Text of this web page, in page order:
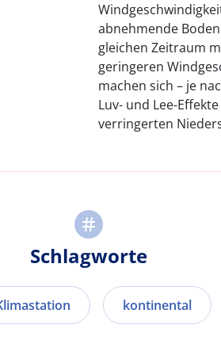
abnehmende
gleichen Zeitraum
geringeren
machen sich – je
Luv- und Lee-
verringerten
Schlagworte
kontinental